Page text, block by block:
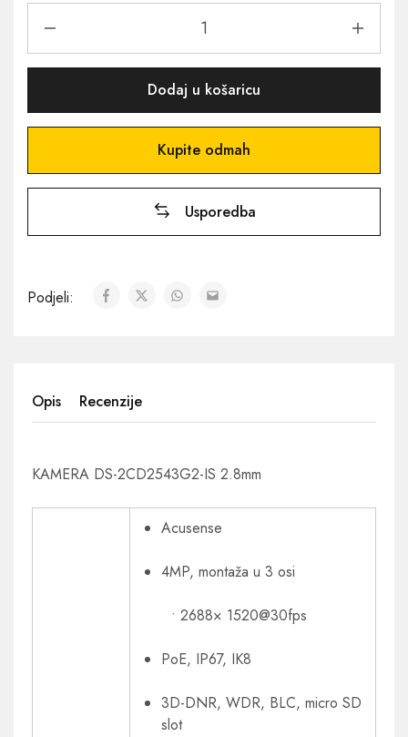
Dodaj u košaricu
Kupite odmah
Usporedba
Podjeli:
Opis Recenzije
KAMERA DS-2CD2543G2-IS 2.8mm
Acusense
4MP, montaža u 3 osi
• 2688× 1520@30fps
PoE, IP67, IK8
3D-DNR, WDR, BLC, micro SD
slot